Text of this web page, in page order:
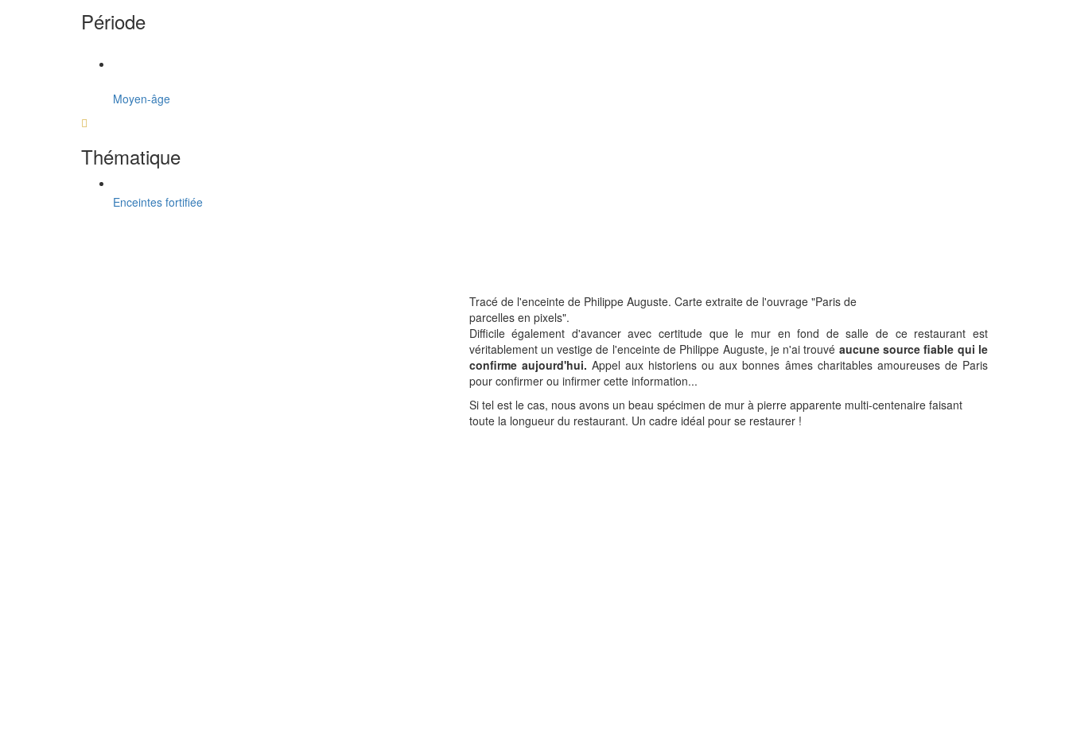
Période
Moyen-âge
Thématique
Enceintes fortifiée
Tracé de l'enceinte de Philippe Auguste. Carte extraite de l'ouvrage "Paris de
parcelles en pixels".
Difficile également d'avancer avec certitude que le mur en fond de salle de ce restaurant est
véritablement un vestige de l'enceinte de Philippe Auguste, je n'ai trouvé aucune source fiable qui le
confirme aujourd'hui. Appel aux historiens ou aux bonnes âmes charitables amoureuses de Paris
pour confirmer ou infirmer cette information...
Si tel est le cas, nous avons un beau spécimen de mur à pierre apparente multi-centenaire faisant
toute la longueur du restaurant. Un cadre idéal pour se restaurer !